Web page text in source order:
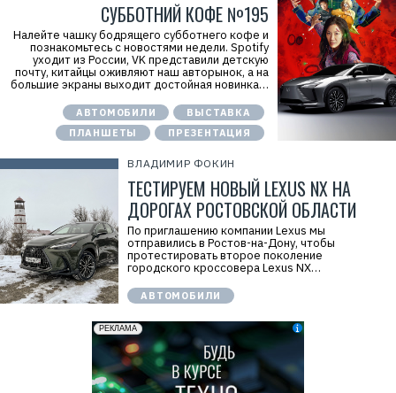
СУББОТНИЙ КОФЕ №195
Налейте чашку бодрящего субботнего кофе и
познакомьтесь с новостями недели. Spotify
уходит из России, VK представили детскую
почту, китайцы оживляют наш авторынок, а на
большие экраны выходит достойная новинка…
АВТОМОБИЛИ
ВЫСТАВКА
ПЛАНШЕТЫ
ПРЕЗЕНТАЦИЯ
ВЛАДИМИР ФОКИН
ТЕСТИРУЕМ НОВЫЙ LEXUS NX НА
ДОРОГАХ РОСТОВСКОЙ ОБЛАСТИ
По приглашению компании Lexus мы
отправились в Ростов-на-Дону, чтобы
протестировать второе поколение
городского кроссовера Lexus NX…
АВТОМОБИЛИ